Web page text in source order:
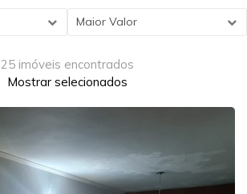
Maior Valor
25 imóveis encontrados
Mostrar selecionados